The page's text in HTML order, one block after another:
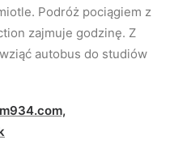
Podróż pociągiem z
zajmuje godzinę. Z
autobus do studiów